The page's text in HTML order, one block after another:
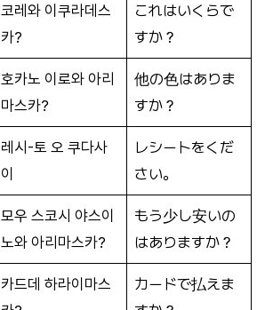
코레와 이쿠라데스
카?
これはいくらで
すか？
호카노 이로와 아리
마스카?
他の色はありま
すか？
레시-토 오 쿠다사
이
レシートをくだ
さい。
모우 스코시 야스이
노와 아리마스카?
もう少し安いの
はありますか？
카드데 하라이마스
カードで払えま